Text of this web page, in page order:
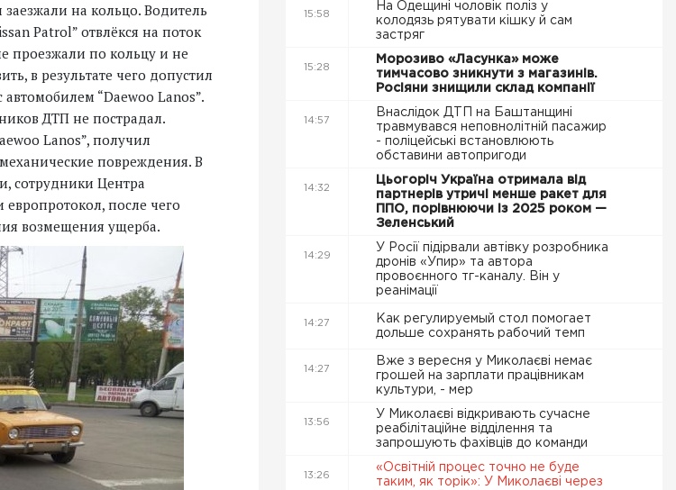
на кольцо. Водитель
Patrol” отвлёкся на поток
проезжали по кольцу и не
в результате чего допустил
автомобилем “Daewoo Lanos”.
ДТП не пострадал.
Lanos”, получил
повреждения. В
сотрудники Центра
после чего
возмещения ущерба.
15:58
На Одещині чоловік поліз у
колодязь рятувати кішку й сам
застряг
15:28
Морозиво «Ласунка» може
тимчасово зникнути з магазинів.
Росіяни знищили склад компанії
14:57
Внаслідок ДТП на Баштанщині
травмувався неповнолітній пасажир
- поліцейські встановлюють
обставини автопригоди
14:32
Цьогоріч Україна отримала від
партнерів утричі менше ракет для
ППО, порівнюючи із 2025 роком —
Зеленський
14:29
У Росії підірвали автівку розробника
дронів «Упир» та автора
провоєнного тг-каналу. Він у
реанімації
14:27
Как регулируемый стол помогает
дольше сохранять рабочий темп
14:27
Вже з вересня у Миколаєві немає
грошей на зарплати працівникам
культури, - мер
13:56
У Миколаєві відкривають сучасне
реабілітаційне відділення та
запрошують фахівців до команди
13:26
«Освітній процес точно не буде
таким, як торік»: У Миколаєві через